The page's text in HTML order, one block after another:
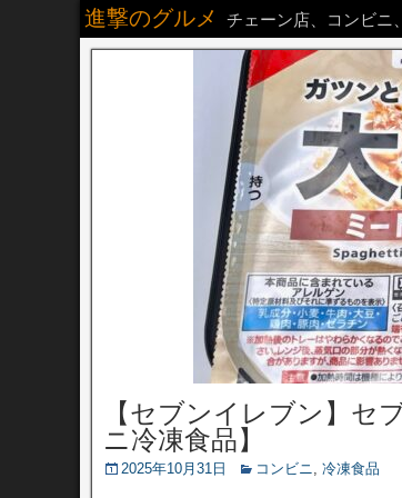
進撃のグルメ チェーン店、コンビニ
【セブンイレブン】セ
ニ冷凍食品】
2025年10月31日 コンビニ, 冷凍食品